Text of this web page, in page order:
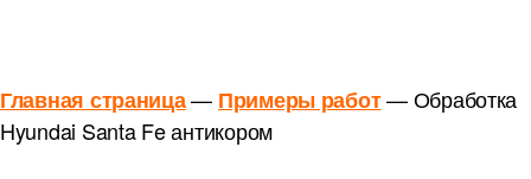
Главная страница— Примеры работ—Обработка
Hyundai Santa Fe антикором